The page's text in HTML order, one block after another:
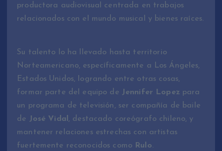
productora audiovisual centrada en trabajos
relacionados con el mundo musical y bienes raíces.
Su talento lo ha llevado hasta territorio
Norteamericano, específicamente a Los Ángeles,
Estados Unidos, logrando entre otras cosas,
formar parte del equipo de Jennifer Lopez para
un programa de televisión, ser compañía de baile
de José Vidal , destacado coreógrafo chileno, y
mantener relaciones estrechas con artistas
fuertemente reconocidos como Rulo.